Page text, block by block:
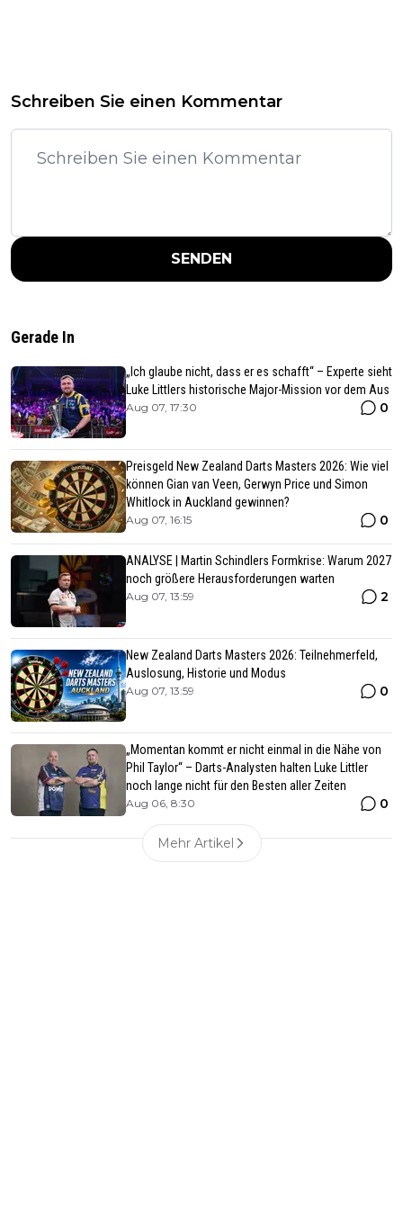
Schreiben Sie einen Kommentar
SENDEN
Gerade In
„Ich glaube nicht, dass er es schafft“ – Experte sieht
Luke Littlers historische Major-Mission vor dem Aus
Aug 07, 17:30 0
Preisgeld New Zealand Darts Masters 2026: Wie viel
können Gian van Veen, Gerwyn Price und Simon
Whitlock in Auckland gewinnen?
Aug 07, 16:15 0
ANALYSE | Martin Schindlers Formkrise: Warum 2027
noch größere Herausforderungen warten
Aug 07, 13:59 2
New Zealand Darts Masters 2026: Teilnehmerfeld,
Auslosung, Historie und Modus
Aug 07, 13:59 0
„Momentan kommt er nicht einmal in die Nähe von
Phil Taylor“ – Darts-Analysten halten Luke Littler
noch lange nicht für den Besten aller Zeiten
Aug 06, 8:30 0
Mehr Artikel